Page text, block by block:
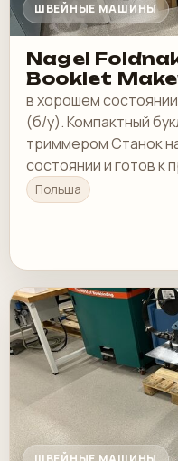
ШВЕЙНЫЕ МАШИНЫ
Nagel
Booklet
в хорошем
(б/у). Компактный
триммером Станок
состоянии и готов к
хорошее состояние.
Польша